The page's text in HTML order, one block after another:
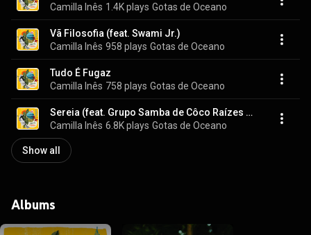
Camilla Inês 1.4K plays Gotas de Oceano
Vã Filosofia (feat. Swami Jr.)
Camilla Inês 958 plays Gotas de Oceano
Tudo É Fugaz
Camilla Inês 758 plays Gotas de Oceano
Sereia (feat. Grupo Samba de Côco Raízes de Arco Verde)
Camilla Inês 6.8K plays Gotas de Oceano
Show all
Albums